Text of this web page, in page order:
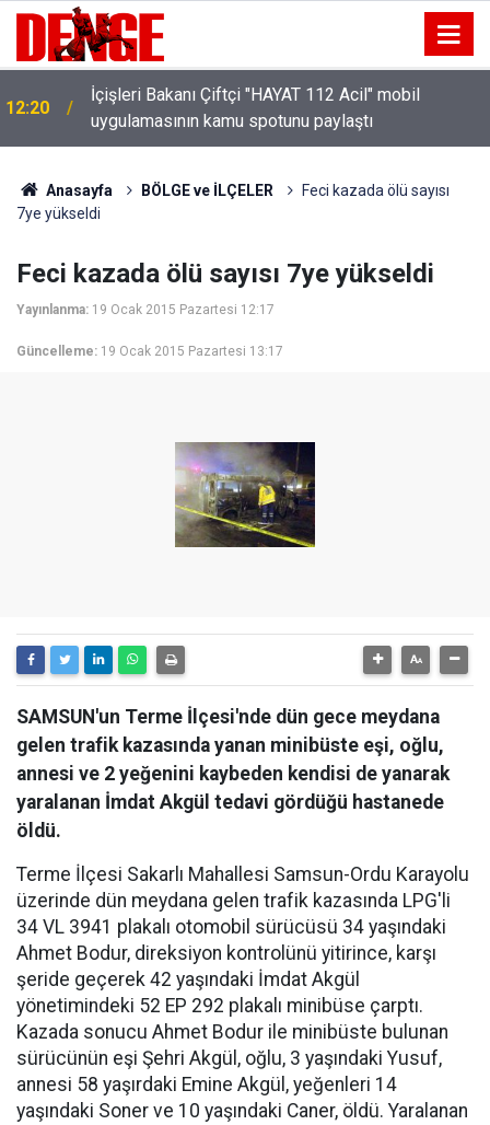
12:20
İçişleri Bakanı Çiftçi "HAYAT 112 Acil" mobil
uygulamasının kamu spotunu paylaştı
Anasayfa BÖLGE ve İLÇELER
Feci kazada ölü sayısı
7ye yükseldi
Feci kazada ölü sayısı 7ye yükseldi
Yayınlanma: 19 Ocak 2015 Pazartesi 12:17
Güncelleme: 19 Ocak 2015 Pazartesi 13:17
SAMSUN'un Terme İlçesi'nde dün gece meydana
gelen trafik kazasında yanan minibüste eşi, oğlu,
annesi ve 2 yeğenini kaybeden kendisi de yanarak
yaralanan İmdat Akgül tedavi gördüğü hastanede
öldü.
Terme İlçesi Sakarlı Mahallesi Samsun-Ordu Karayolu
üzerinde dün meydana gelen trafik kazasında LPG'li
34 VL 3941 plakalı otomobil sürücüsü 34 yaşındaki
Ahmet Bodur, direksiyon kontrolünü yitirince, karşı
şeride geçerek 42 yaşındaki İmdat Akgül
yönetimindeki 52 EP 292 plakalı minibüse çarptı.
Kazada sonucu Ahmet Bodur ile minibüste bulunan
sürücünün eşi Şehri Akgül, oğlu, 3 yaşındaki Yusuf,
annesi 58 yaşırdaki Emine Akgül, yeğenleri 14
yaşındaki Soner ve 10 yaşındaki Caner, öldü. Yaralanan